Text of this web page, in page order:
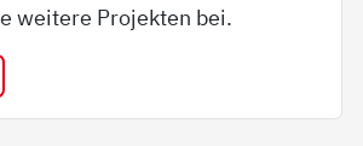
weitere Projekten bei.